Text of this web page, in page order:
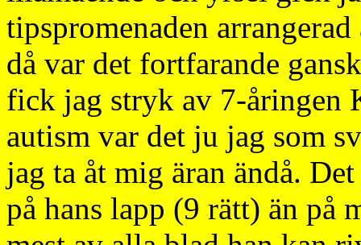
tipspromenaden
då var det fortfarande
fick jag stryk av 7-åringen
autism var det ju jag som
jag ta åt mig äran ändå.
på hans lapp (9 rätt) än på